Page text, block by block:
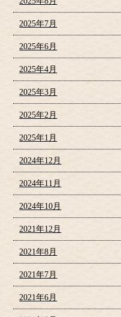
2025年7月
2025年6月
2025年4月
2025年3月
2025年2月
2025年1月
2024年12月
2024年11月
2024年10月
2021年12月
2021年8月
2021年7月
2021年6月